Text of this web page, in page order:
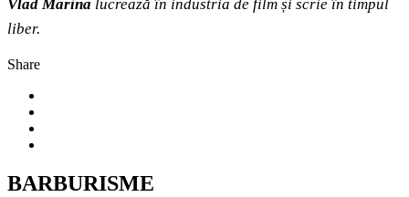
Vlad Marina lucrează în industria de film și scrie în timpul
liber.
Share
BARBURISME